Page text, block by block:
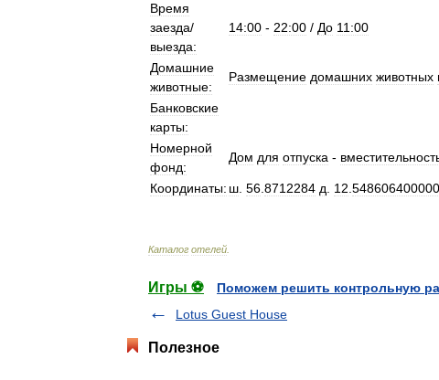
Время
заезда/
выезда:
14:00 - 22:00 / До 11:00
Домашние
животные:
Размещение домашних животных
Банковские
карты:
Номерной
фонд:
Дом для отпуска -
Координаты: ш 56 8712284 д 12
Каталог отелей
Игры ⚽
Поможем решить контрольную
Lotus Guest House
Полезное